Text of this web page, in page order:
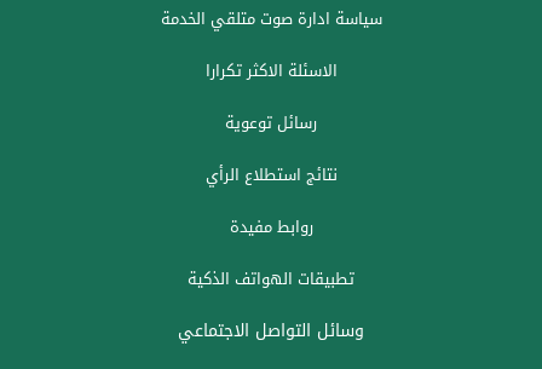
سياسة ادارة صوت متلقي الخدمة
الاسئلة الاكثر تكرارا
رسائل توعوية
نتائج استطلاع الرأي
روابط مفيدة
تطبيقات الهواتف الذكية
وسائل التواصل الاجتماعي